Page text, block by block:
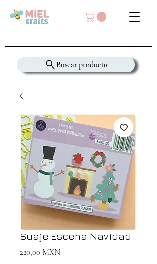
Buscar producto
Suaje Escena Navidad
220,00 MXNPrecio